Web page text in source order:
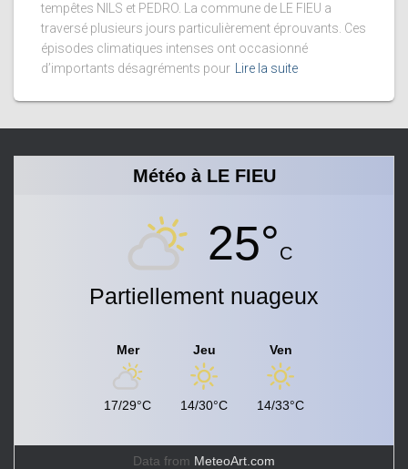
tempêtes NILS et PEDRO. La commune de LE FIEU a
traversé plusieurs jours particulièrement éprouvants. Ces
épisodes climatiques intenses ont occasionné
d’importants désagréments pour
Lire la suite
Météo à LE FIEU
25°C
Partiellement nuageux
Mer
17/29°C
Jeu
14/30°C
Ven
14/33°C
Data from MeteoArt.com